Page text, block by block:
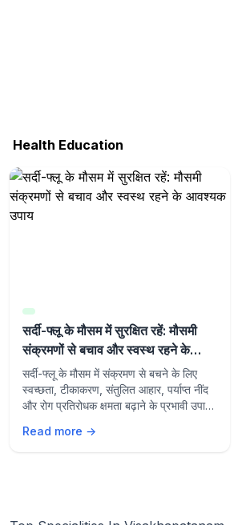
Health Education
सर्दी-फ्लू के मौसम में सुरक्षित रहें: मौसमी
संक्रमणों से बचाव और स्वस्थ रहने के
आवश्यक उपाय
सर्दी-फ्लू के मौसम में संक्रमण से बचने के लिए
स्वच्छता, टीकाकरण, संतुलित आहार, पर्याप्त नींद
और रोग प्रतिरोधक क्षमता बढ़ाने के प्रभावी उपायों
Read more →